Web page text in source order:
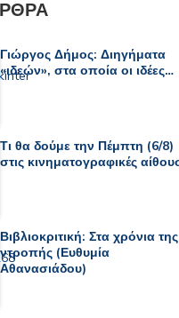
Γιώργος Δήμος: Διηγήματα
«ιδεών», στα οποία οι ιδέες…
Τι θα δούμε την Πέμπτη (6/8)
στις κινηματογραφικές
Βιβλιοκριτική: Στα χρόνια της
ντροπής (Ευθυμία
Αθανασιάδου)